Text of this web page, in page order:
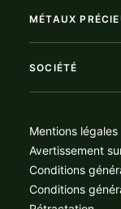
MÉTAUX
SOCIÉTÉ
Mentions légales
Avertissement
Conditions
Conditions